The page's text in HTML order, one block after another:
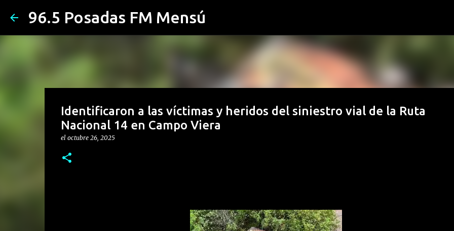
96.5 Posadas FM Mensú
Identificaron a las víctimas y heridos del siniestro vial de la Ruta
Nacional 14 en Campo Viera
el octubre 26, 2025